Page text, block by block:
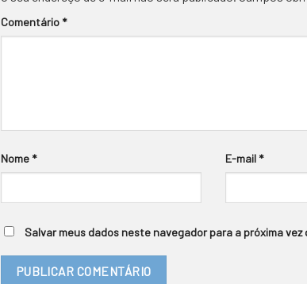
Comentário *
Nome * E-mail *
Salvar meus dados neste navegador para a próxima vez